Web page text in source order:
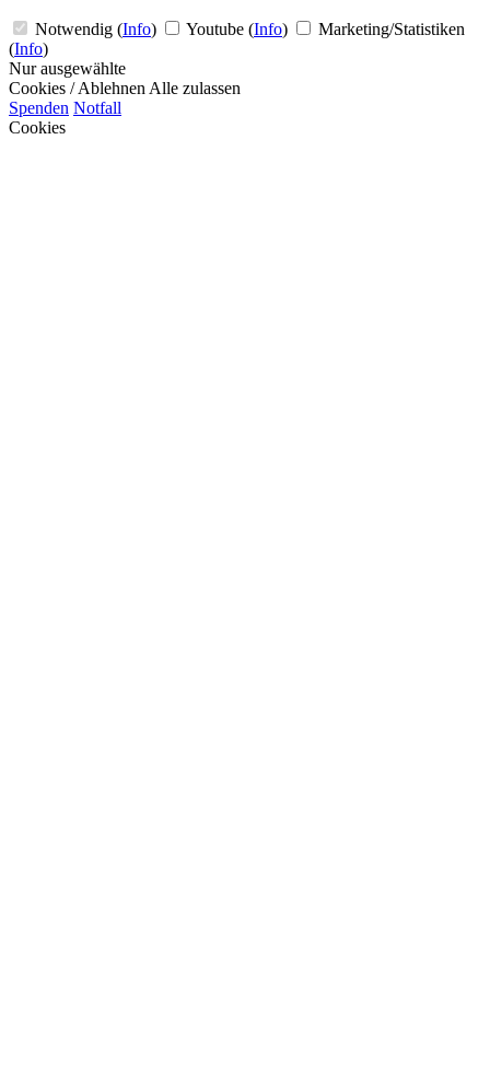
Notwendig (Info) Youtube (Info)
Marketing/Statistiken
(Info)
Nur ausgewählte
Cookies / Ablehnen Alle zulassen
Spenden Notfall
Cookies